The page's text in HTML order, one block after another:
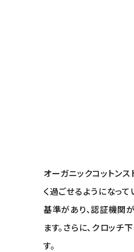
ナチュラプラス
アルマウィン
アルモニベルツ
オーガニックコットン
く過ごせるようになっ
基準があり、認証機関
ます。さらに、クロッ
す。